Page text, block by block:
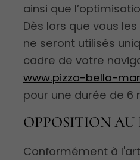
ainsi que
Dès lors que vous
ne seront utilisés
cadre de votre
www.pizza-bella-
pour une durée de 6
OPPOSITION
Conformément à